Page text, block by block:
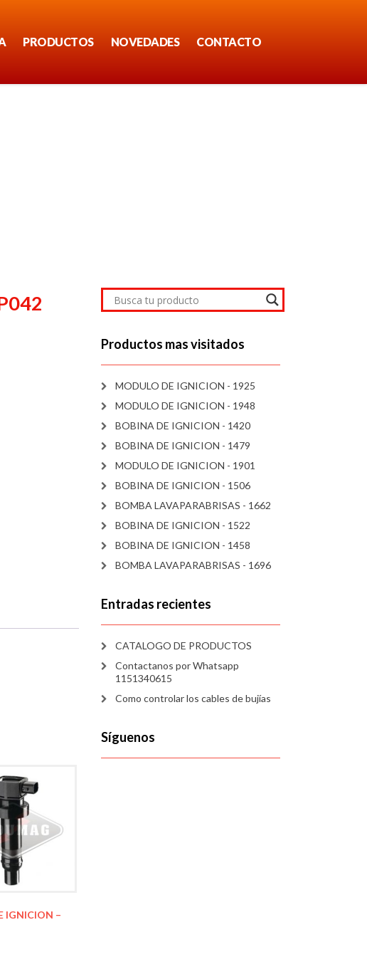
PRODUCTOS NOVEDADES CONTACTO
IGNICION –
Productos mas visitados
MODULO DE IGNICION - 1925
MODULO DE IGNICION - 1948
BOBINA DE IGNICION - 1420
BOBINA DE IGNICION - 1479
MODULO DE IGNICION - 1901
BOBINA DE IGNICION - 1506
BOMBA LAVAPARABRISAS - 1662
BOBINA DE IGNICION - 1522
BOBINA DE IGNICION - 1458
BOMBA LAVAPARABRISAS - 1696
Entradas recientes
CATALOGO DE PRODUCTOS
Contactanos por Whatsapp
1151340615
Como controlar los cables de bujías
Síguenos